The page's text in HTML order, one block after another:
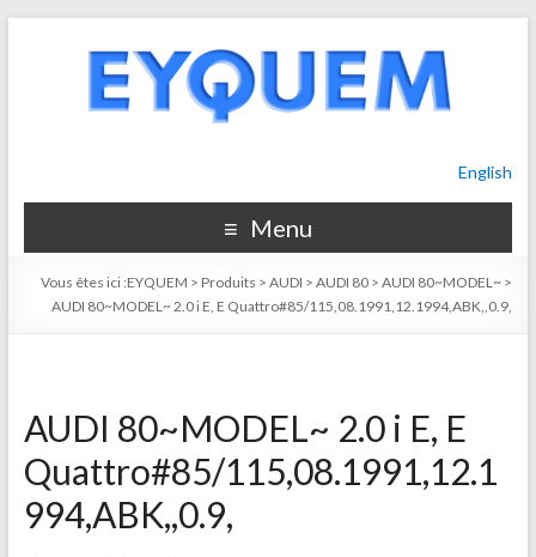
English
Menu
Vous êtes ici :EYQUEM > Produits >AUDI >AUDI 80 >AUDI 80~MODEL~ >
AUDI 80~MODEL~ 2.0 i E, E Quattro#85/115,08.1991,12.1994,ABK,,0.9,
AUDI 80~MODEL~ 2.0 i E, E
Quattro#85/115,08.1991,12.1
994,ABK,,0.9,